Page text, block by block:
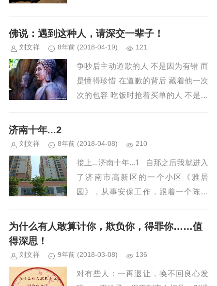
佛说：遇到这种人，请深交一辈子！
刘文祥 8年前 (2018-04-19) 121
争吵后主动道歉的人 不是因为有错 而
是懂得珍惜 在道歉的背后 藏着他一次
次的包容 吃饭时抢着买单的人 不是因
济南十年...2
刘文祥 8年前 (2018-04-08) 210
接上...济南十年...1 自那之后我就进入
了济南市高新区的一个小区《雅居
园》，从事安保工作，跟着一个陈队
伙。...
为什么有人敢算计你，欺负你，得罪你……值
得深思！
刘文祥 9年前 (2018-03-08) 136
对有些人：一再退让，换不回良心发